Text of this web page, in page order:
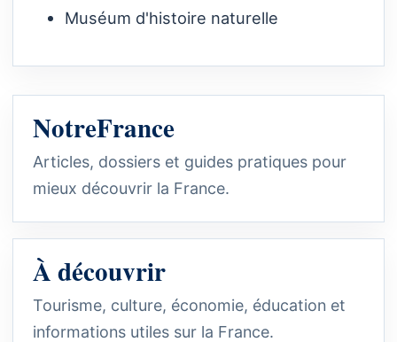
Muséum d'histoire naturelle
NotreFrance
Articles, dossiers et guides pratiques pour
mieux découvrir la France.
À découvrir
Tourisme, culture, économie, éducation et
informations utiles sur la France.